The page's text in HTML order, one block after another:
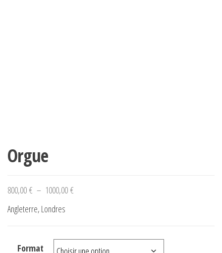
Orgue
800,00 € – 1000,00 €
Angleterre, Londres
Format